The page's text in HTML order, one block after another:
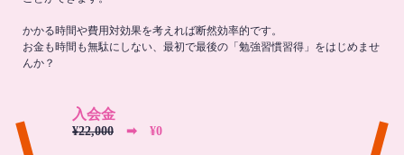
かかる時間や費用対効果を考えれば断然効率的です。
お金も時間も無駄にしない、最初で最後の「勉強習慣習得」をはじめませ
んか？
入会金
¥22,000 ➡︎ ¥0